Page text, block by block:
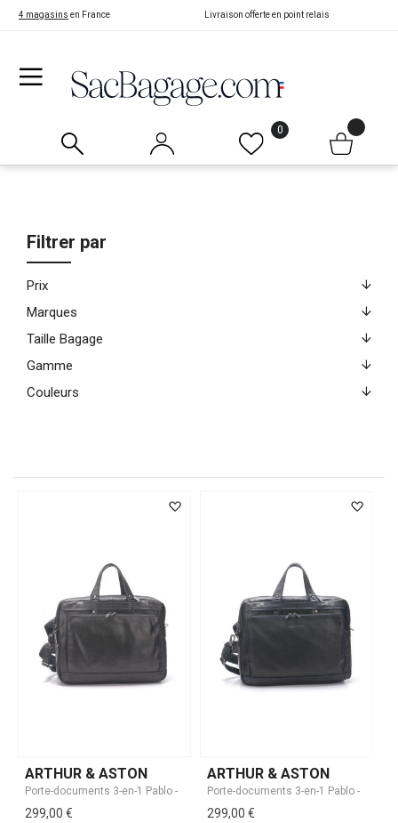
4 magasins en France Livraison offerte en point relais
0
ARTHUR & ASTON
299,00 €
ARTHUR & ASTON
299,00 €
Filtrer par
Prix
Marques
Taille Bagage
Gamme
Couleurs